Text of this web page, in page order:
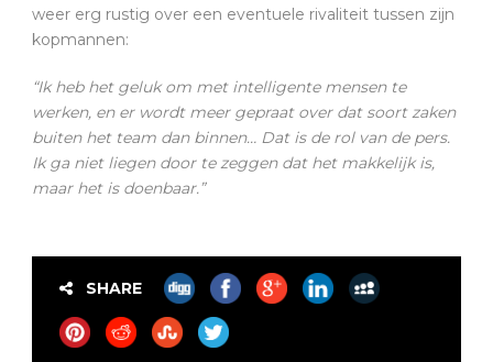
weer erg rustig over een eventuele rivaliteit tussen zijn
kopmannen:
“Ik heb het geluk om met intelligente mensen te
werken, en er wordt meer gepraat over dat soort zaken
buiten het team dan binnen… Dat is de rol van de pers.
Ik ga niet liegen door te zeggen dat het makkelijk is,
maar het is doenbaar.”
SHARE